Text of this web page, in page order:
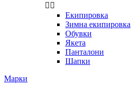
 
Екипировка
Зимна екипировка
Обувки
Якета
Панталони
Шапки
Марки